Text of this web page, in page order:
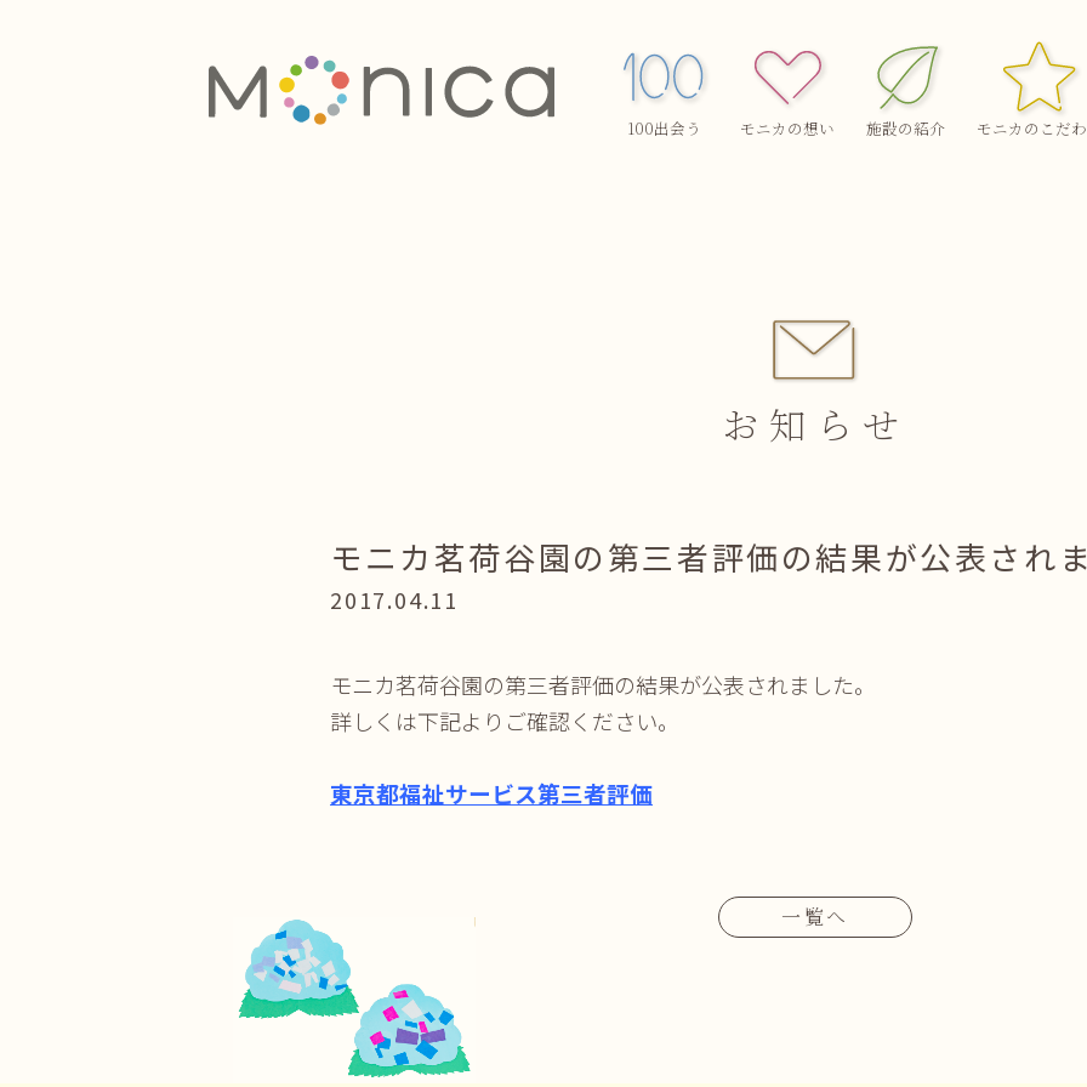
100出会う モニカの想い 施設の紹介 モニカのこだ
お知らせ
モニカ茗荷谷園の第三者評価の結果が公表され
2017.04.11
モニカ茗荷谷園の第三者評価の結果が公表されました。
詳しくは下記よりご確認ください。
東京都福祉サービス第三者評価
一覧へ